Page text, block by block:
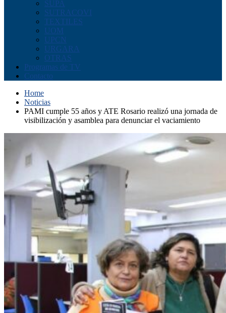
SUPA
SUTRACOVI
TEXTILES
UOM
UPCN
URGARA
OTRAS
Programas de TV
Contacto
Home
Noticias
PAMI cumple 55 años y ATE Rosario realizó una jornada de
visibilización y asamblea para denunciar el vaciamiento